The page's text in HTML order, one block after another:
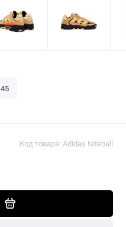
Код товара: Adidas Niteball
45